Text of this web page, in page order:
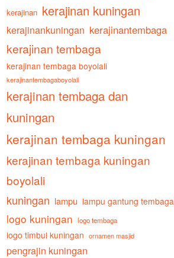
kerajinan kerajinan kuningan
kerajinankuningan kerajinantembaga
kerajinan tembaga
kerajinan tembaga boyolali
kerajinantembagaboyolali
kerajinan tembaga dan
kuningan
kerajinan tembaga kuningan
kerajinan tembaga kuningan
boyolali
kuningan lampu lampu gantung tembaga
logo kuningan logo tembaga
logo timbul kuningan ornamen masjid
pengrajin kuningan